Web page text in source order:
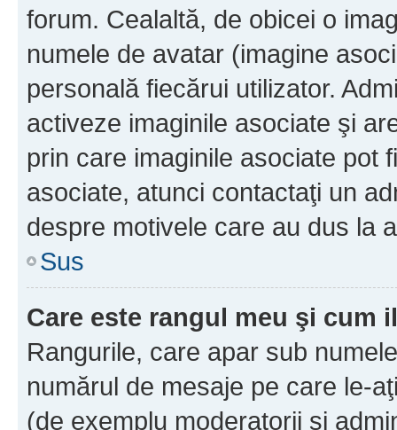
forum. Cealaltă, de obicei o
numele de avatar (imagine
personală fiecărui utilizator.
activeze imaginile asociate şi
prin care imaginile asociate pot
asociate, atunci contactaţi un
despre motivele care au dus la
Sus
Care este rangul meu şi cum
Rangurile, care apar sub
numărul de mesaje pe care le-
(de exemplu moderatorii şi